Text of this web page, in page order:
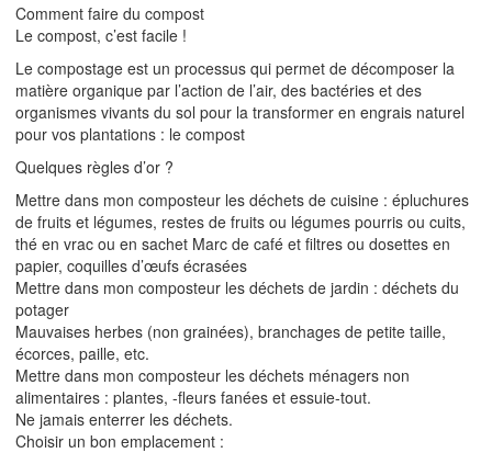
Comment faire du compost
Le compost, c’est facile !
Le compostage est un processus qui permet de décomposer la
matière organique par l’action de l’air, des bactéries et des
organismes vivants du sol pour la transformer en engrais naturel
pour vos plantations : le compost
Quelques règles d’or ?
Mettre dans mon composteur les déchets de cuisine : épluchures
de fruits et légumes, restes de fruits ou légumes pourris ou cuits,
thé en vrac ou en sachet Marc de café et filtres ou dosettes en
papier, coquilles d’œufs écrasées
Mettre dans mon composteur les déchets de jardin : déchets du
potager
Mauvaises herbes (non grainées), branchages de petite taille,
écorces, paille, etc.
Mettre dans mon composteur les déchets ménagers non
alimentaires : plantes, -fleurs fanées et essuie-tout.
Ne jamais enterrer les déchets.
Choisir un bon emplacement :